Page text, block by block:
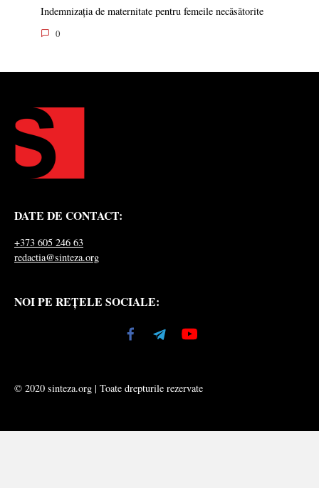
Indemnizația de maternitate pentru femeile necăsătorite
0
DATE DE CONTACT:
+373 605 246 63
redactia@sinteza.org
NOI PE REȚELE SOCIALE:
© 2020 sinteza.org | Toate drepturile rezervate